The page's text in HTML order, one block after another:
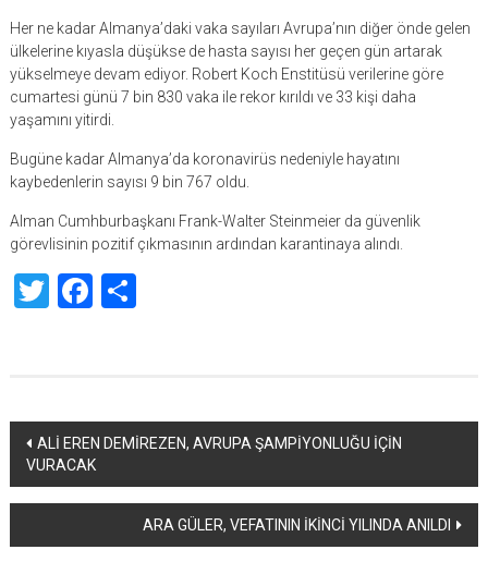
Her ne kadar Almanya’daki vaka sayıları Avrupa’nın diğer önde gelen
ülkelerine kıyasla düşükse de hasta sayısı her geçen gün artarak
yükselmeye devam ediyor. Robert Koch Enstitüsü verilerine göre
cumartesi günü 7 bin 830 vaka ile rekor kırıldı ve 33 kişi daha
yaşamını yitirdi.
Bugüne kadar Almanya’da koronavirüs nedeniyle hayatını
kaybedenlerin sayısı 9 bin 767 oldu.
Alman Cumhburbaşkanı Frank-Walter Steinmeier da güvenlik
görevlisinin pozitif çıkmasının ardından karantinaya alındı.
TwitterFacebook
Share
Yazı
dolaşımı
ALİ EREN DEMİREZEN, AVRUPA ŞAMPİYONLUĞU İÇİN
VURACAK
ARA GÜLER, VEFATININ İKİNCİ YILINDA ANILDI